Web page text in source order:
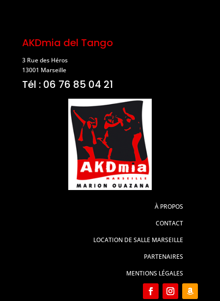
AKDmia del Tango
3 Rue des Héros
13001 Marseille
Tél : 06 76 85 04 21
À PROPOS
CONTACT
LOCATION DE SALLE MARSEILLE
PARTENAIRES
MENTIONS LÉGALES